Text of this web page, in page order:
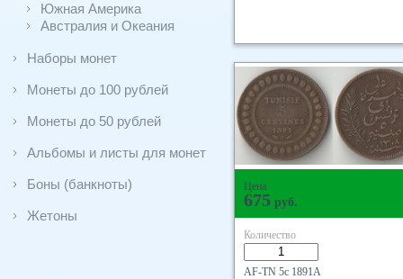
Южная Америка
Австралия и Океания
Наборы монет
Монеты до 100 рублей
Монеты до 50 рублей
Альбомы и листы для монет
Боны (банкноты)
Жетоны
Цена
675 руб.
Количество
AF-TN 5с 1891А